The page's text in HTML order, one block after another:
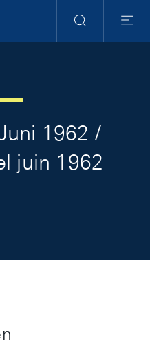
Suche
Menu
1962 /
juin 1962